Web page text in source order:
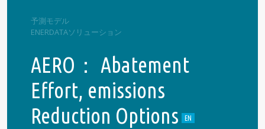
予測モデル
ENERDATAソリューション
AERO： Abatement
Effort, emissions
Reduction Options